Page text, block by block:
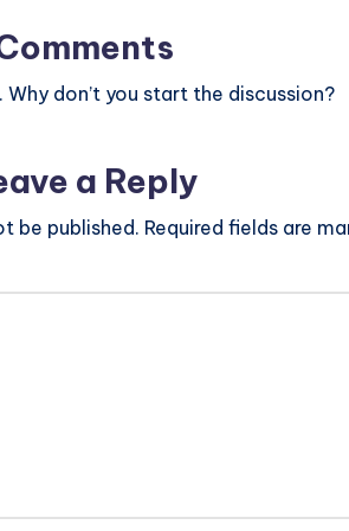
don’t you start the discussion?
a Reply
be published. Required fields are